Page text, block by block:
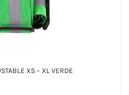
XS – XL VERDE